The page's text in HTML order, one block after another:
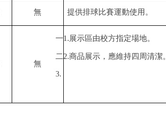
無 提供排球比賽運動使用。
無
一1.展示區由校方指定場地。
二2.商品展示，應維持四周清潔。
3.